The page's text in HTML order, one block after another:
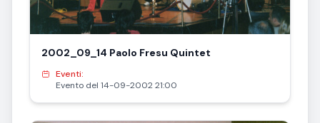
2002_09_14 Paolo Fresu Quintet
Eventi:
Evento del 14-09-2002 21:00